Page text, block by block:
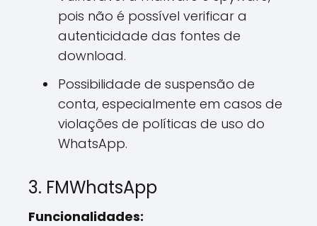
pois não é possível verificar a
autenticidade das fontes de
download.
Possibilidade de suspensão de
conta, especialmente em casos de
violações de políticas de uso do
WhatsApp.
3. FMWhatsApp
Funcionalidades: